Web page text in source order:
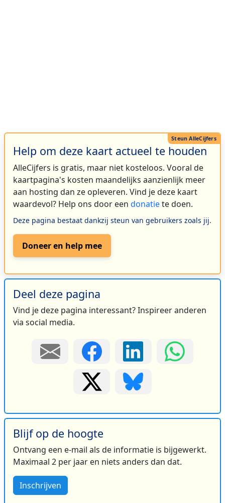
Help om deze kaart actueel te houden
AlleCijfers is gratis, maar niet kosteloos. Vooral de
kaartpagina's kosten maandelijks aanzienlijk meer
aan hosting dan ze opleveren. Vind je deze kaart
waardevol? Help ons door een donatiete doen.
Deze pagina bestaat dankzij steun van gebruikers zoals jij.
Doneer en help mee
Deel deze pagina
Vind je deze pagina interessant? Inspireer anderen
via social media.
Blijf op de hoogte
Ontvang een e-mail als de informatie is bijgewerkt.
Maximaal 2 per jaar en niets anders dan dat.
Inschrijven